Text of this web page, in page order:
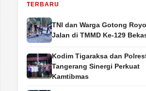
TERBARU
TNI dan Warga Gotong
Jalan di TMMD Ke-129
Kodim Tigaraksa dan
Tangerang Sinergi Perkuat
Kamtibmas